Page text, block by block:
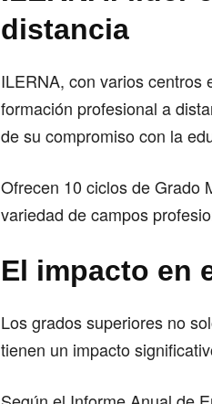
distancia
ILERNA, con varios centros
formación profesional a
de su compromiso con la
Ofrecen 10 ciclos de Grado
variedad de campos
El impacto en
Los grados superiores no
tienen un impacto